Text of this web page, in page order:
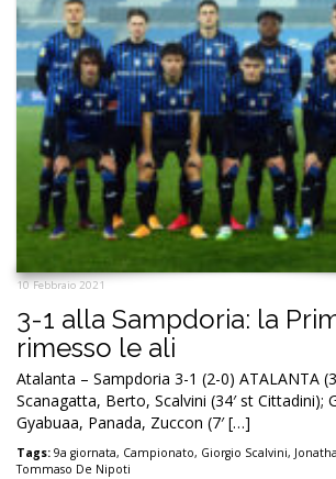
10 Febbraio 2021
3-1 alla Sampdoria: la
rimesso le ali
Atalanta – Sampdoria 3-1 (2-0) ATALANTA
Scanagatta, Berto, Scalvini (34′ st Cittadini);
Gyabuaa, Panada, Zuccon (7′ […]
Tags: 9a giornata, Campionato, Giorgio Scalvini,
Tommaso De Nipoti